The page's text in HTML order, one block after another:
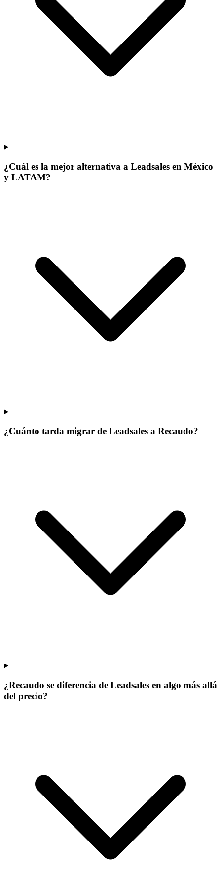
¿Cuál es la mejor alternativa a Leadsales en México
y LATAM?
¿Cuánto tarda migrar de Leadsales a Recaudo?
¿Recaudo se diferencia de Leadsales en algo más allá
del precio?